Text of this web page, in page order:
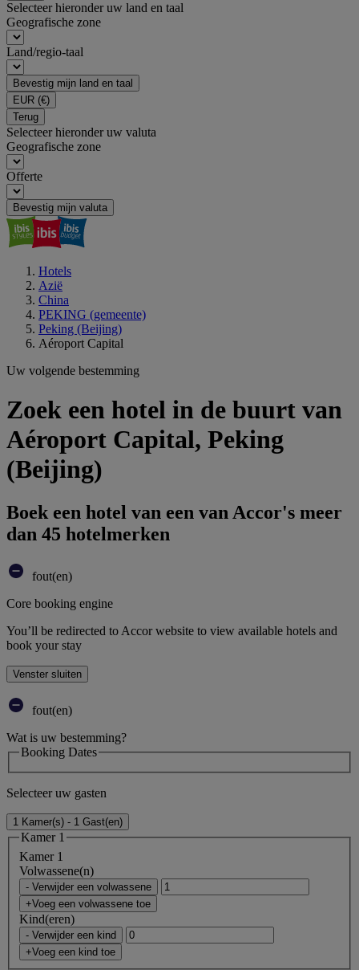
Selecteer hieronder uw land en taal
Geografische zone
Land/regio-taal
Bevestig mijn land en taal
EUR (€)
Terug
Selecteer hieronder uw valuta
Geografische zone
Offerte
Bevestig mijn valuta
Hotels
Azië
China
PEKING (gemeente)
Peking (Beijing)
Aéroport Capital
Uw volgende bestemming
Zoek een hotel in de buurt van
Aéroport Capital, Peking
(Beijing)
Boek een hotel van een van Accor's meer
dan 45 hotelmerken
fout(en)
Core booking engine
You’ll be redirected to Accor website to view available hotels and
book your stay
Venster sluiten
fout(en)
Wat is uw bestemming?
Booking Dates
Selecteer uw gasten
1 Kamer(s) - 1 Gast(en)
Kamer 1
Kamer 1
Volwassene(n)
- Verwijder een volwassene
+Voeg een volwassene toe
Kind(eren)
- Verwijder een kind
+Voeg een kind toe